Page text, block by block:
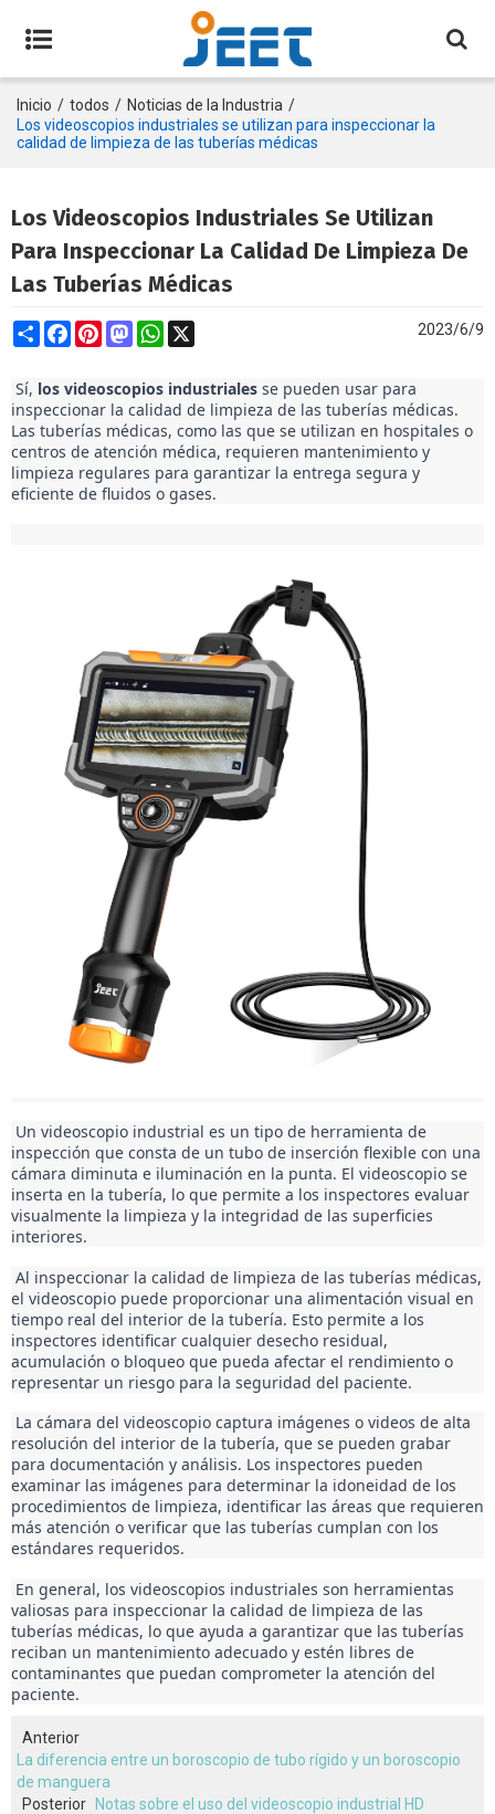
Inicio / todos / Noticias de la Industria /
Los videoscopios industriales se utilizan para inspeccionar la
calidad de limpieza de las tuberías médicas
Los Videoscopios Industriales Se Utilizan
Para Inspeccionar La Calidad De Limpieza De
Las Tuberías Médicas
ShareFacebookPinterestMastodonWhatsApp 2023/6/9
Sí, los videoscopios industriales se pueden usar para
inspeccionar la calidad de limpieza de las tuberías médicas.
Las tuberías médicas, como las que se utilizan en hospitales o
centros de atención médica, requieren mantenimiento y
limpieza regulares para garantizar la entrega segura y
eficiente de fluidos o gases.
inspección que consta de un tubo de inserción flexible con una
cámara diminuta e iluminación en la punta. El videoscopio se
inserta en la tubería, lo que permite a los inspectores evaluar
visualmente la limpieza y la integridad de las superficies
interiores.
el videoscopio puede proporcionar una alimentación visual en
tiempo real del interior de la tubería. Esto permite a los
inspectores identificar cualquier desecho residual,
acumulación o bloqueo que pueda afectar el rendimiento o
representar un riesgo para la seguridad del paciente.
resolución del interior de la tubería, que se pueden grabar
para documentación y análisis. Los inspectores pueden
examinar las imágenes para determinar la idoneidad de los
procedimientos de limpieza, identificar las áreas que requieren
más atención o verificar que las tuberías cumplan con los
estándares requeridos.
valiosas para inspeccionar la calidad de limpieza de las
tuberías médicas, lo que ayuda a garantizar que las tuberías
reciban un mantenimiento adecuado y estén libres de
contaminantes que puedan comprometer la atención del
paciente.
Anterior
La diferencia entre un boroscopio de tubo rígido y un boroscopio
de manguera
Posterior Notas sobre el uso del videoscopio industrial HD